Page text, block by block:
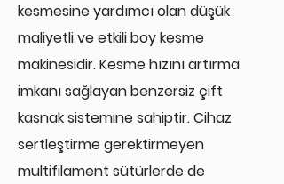
kesmesine yardımcı olan düşük
maliyetli ve etkili boy kesme
makinesidir. Kesme hızını artırma
imkanı sağlayan benzersiz çift
kasnak sistemine sahiptir. Cihaz
sertleştirme gerektirmeyen
multifilament sütürlerde de